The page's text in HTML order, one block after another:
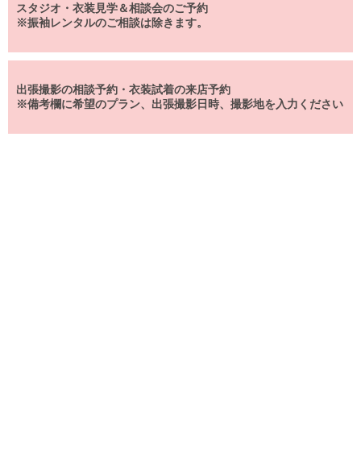
スタジオ・衣装見学＆相談会のご予約
※振袖レンタルのご相談は除きます。
出張撮影の相談予約・衣装試着の来店予約
※備考欄に希望のプラン、出張撮影日時、撮影地を入力ください